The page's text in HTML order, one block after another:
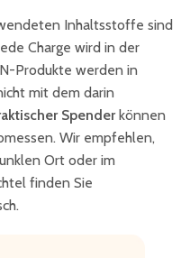
Inhaltsstoffe sind
Charge wird in der
Produkte werden in
mit dem darin
Spenderkönnen
Wir empfehlen,
Ort oder im
finden Sie